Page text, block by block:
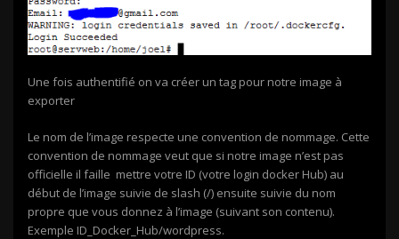
Une fois authentifié on va créer un tag pour notre image à
exporter
Le nom de l’image respecte une convention de nommage. Cette
convention de nommage veut que si notre image n’est pas
officielle il faille mettre votre ID (votre login docker Hub) au
début de l’image suivie de slash (/) ensuite suivie du nom
propre que vous donnez à l’image (suivant son contenu).
Exemple ID_Docker_Hub/wordpress.